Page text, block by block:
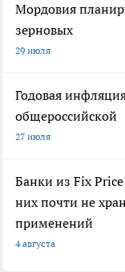
Мордовия
зерновых
29 июля
Годовая
общероссийской
27 июля
Банки из Fix
них почти не
применений
4 августа